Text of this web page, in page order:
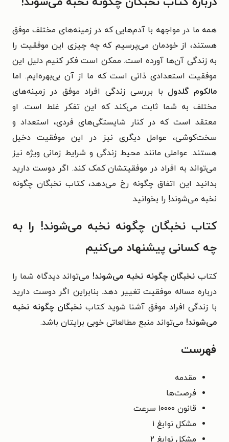
همه ما در مواجهه با آدم‌هایی که در زمینه‌های مختلف موفق
هستند، از خودمان می‌پرسیم که چه چیزی این موفقیت را
به زندگی آن‌ها آورده است. ممکن است فکر کنیم دلیل این
موفقیت استعدادی ذاتی است که ما از آن بی‌بهره‌ایم. اما
مالکوم گلدول با بررسی زندگی افراد موفق در زمینه‌های
مختلف به شما ثابت می‌کند که این تفکر غلط است. او
معتقد است که در کنار شایستگی‌های فردی، استعداد و
سخت‌کوشی، عوامل دیگری نیز در این موفقیت دخیل
هستند. عواملی مانند محیط زندگی و شرایط زمانی ویژه نیز
می‌تواند به افراد در موفقیتشان کمک کند. اگر دوست دارید
بدانید این اتفاق چگونه رخ می‌دهد، کتاب نخبگان چگونه
نخبه می‌شوند! را بخوانید.
کتاب نخبگان چگونه نخبه می‌شوند! را به
چه کسانی پیشنهاد می‌کنیم
کتاب نخبگان چگونه نخبه می‌شوند! می‌تواند دیدگاه شما را
درباره مساله موفقیت تغییر دهد. بنابراین اگر دوست دارید
با زندگی افراد موفق آشنا شویدکتاب نخبگان چگونه نخبه
می‌شوند! می‌تواند منبع مطالعاتی خوبی برایتان باشد.
فهرست
مقدمه
فرصت‌ها
قانون ۱۰۰۰۰ سرعت
مشکل نوابغ ۱
مشکل نوابغ ۲